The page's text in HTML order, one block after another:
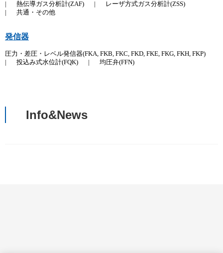
熱伝導ガス分析計(ZAF)
レーザ方式ガス分析計(ZSS)
共通・その他
発信器
圧力・差圧・レベル発信器(FKA, FKB, FKC, FKD, FKE, FKG, FKH, FKP)
投込み式水位計(FQK) 均圧弁(FFN)
Info&News